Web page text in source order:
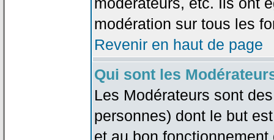
modération sur tous les
Revenir en haut de page
Qui sont les
Les Modérateurs sont
personnes) dont le but
et au bon